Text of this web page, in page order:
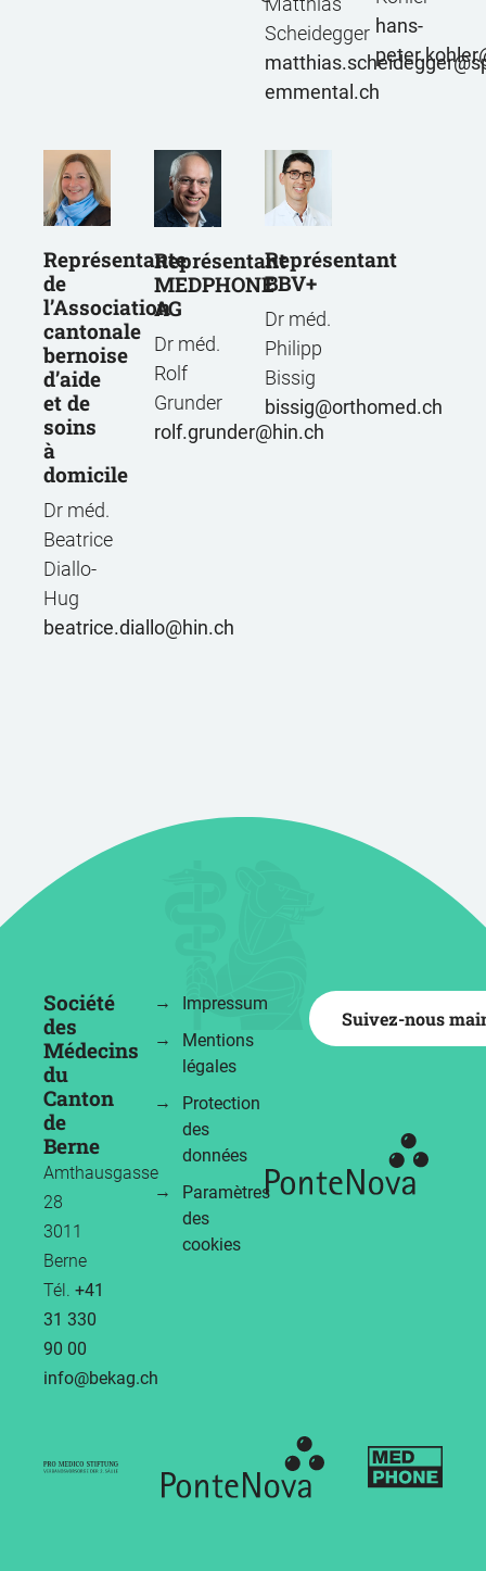
Scheidegger
matthias.scheidegger
emmental.ch
hans-
peter.kohler
Représentante
de
l’Association
cantonale
bernoise
d’aide
et de
soins
à
domicile
Dr méd.
Beatrice
Diallo-
Hug
beatrice.diallo
hin.ch
Représentant
MEDPHONE
AG
Dr méd.
Rolf
Grunder
rolf.grunder
hin.ch
Représentant
BBV+
Dr méd.
Philipp
Bissig
bissig
orthomed.ch
Société
des
Médecins
du
Canton
de
Berne
Amthausgasse
28
3011
Berne
Tél. +41
31 330
90 00
info
bekag.ch
Impressum
Mentions
légales
Protection
des
données
Paramètres
des
cookies
Suivez-nous